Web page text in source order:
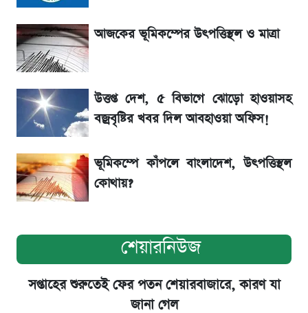
গ্রাহক বৃদ্ধি
লাফিয়ে বাড়ল স্বর্ণের দাম, এক মাসের মধ্যে সর্বোচ্চ
রেকর্ড
শেয়ার বিজকে লিগ্যাল নোটিশ পাঠাল রবি, শুরু নতুন
বিতর্ক
আজকের ভূমিকম্পের উৎপত্তিস্থল ও মাত্রা
উত্তপ্ত দেশ, ৫ বিভাগে ঝোড়ো হাওয়াসহ
বজ্রবৃষ্টির খবর দিল আবহাওয়া অফিস!
ভূমিকম্পে কাঁপলে বাংলাদেশ, উৎপত্তিস্থল
কোথায়?
শেয়ারনিউজ
সপ্তাহের শুরুতেই ফের পতন শেয়ারবাজারে, কারণ যা
জানা গেল